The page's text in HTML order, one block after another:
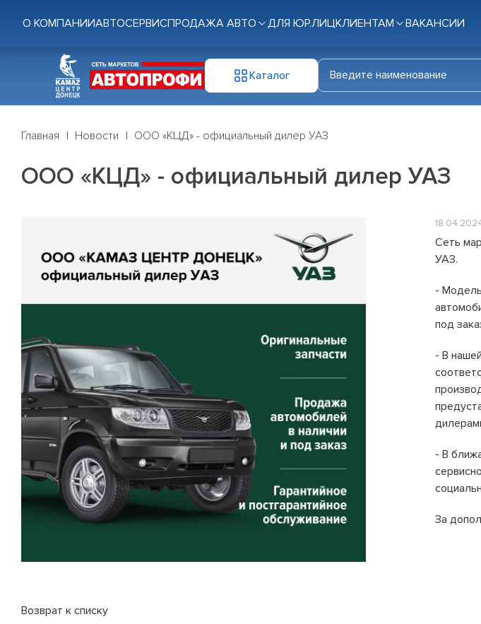
О КОМПАНИИАВТОСЕРВИСПРОДАЖА АВТО ДЛЯ ЮР.ЛИЦКЛИЕНТАМ ВАКАНСИИ
Каталог
Главная Новости ООО «КЦД» - официальный дилер УАЗ
ООО «КЦД» - официальный дилер УАЗ
Сеть
УАЗ.
-
под
- В
- В
За
Возврат к списку